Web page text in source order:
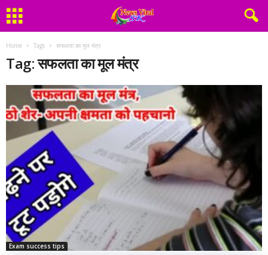
Home Tags सफलता का मूल मंत्र
Tag: सफलता का मूल मंत्र
Exam success tips